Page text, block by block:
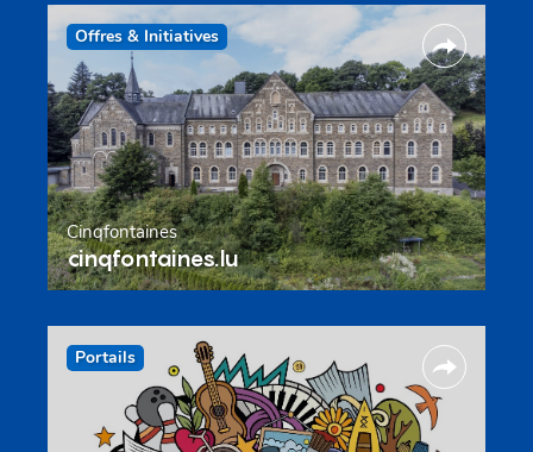
Offres & Initiatives
Cinqfontaines
cinqfontaines.lu
Portails